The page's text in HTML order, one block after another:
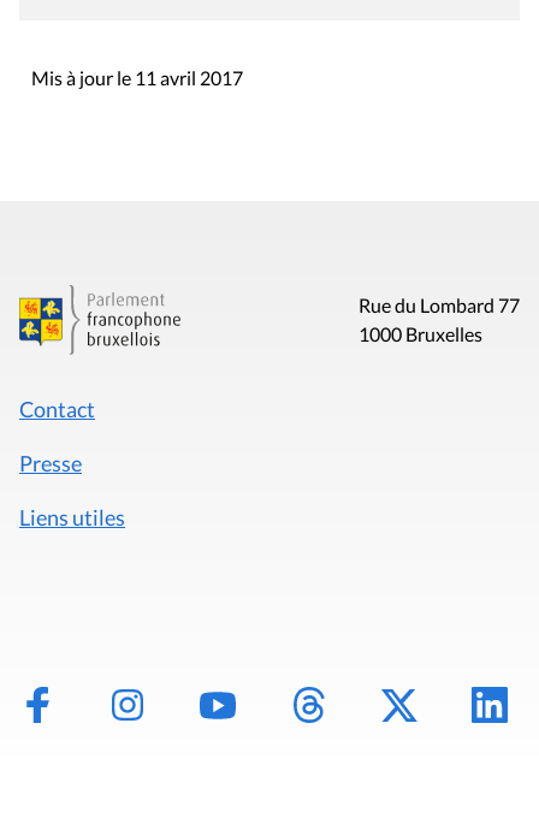
Mis à jour le 11 avril 2017
Rue du Lombard 77
1000 Bruxelles
Contact
Presse
Liens utiles